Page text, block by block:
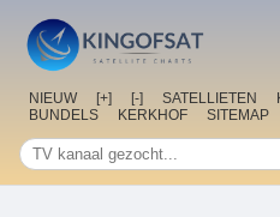
NIEUW [+] [-] SATELLIETEN
BUNDELS
KERKHOF SITEMAP